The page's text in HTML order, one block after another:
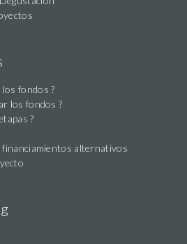
fondos ?
los fondos ?
?
financiamientos alternativos